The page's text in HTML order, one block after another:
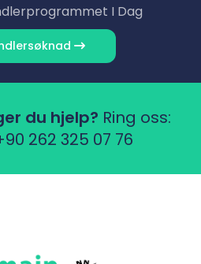
I Dag
du hjelp? Ring oss:
262 325 07 76